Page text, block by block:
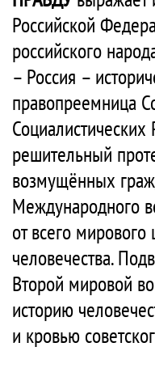
Российской
российского
– Россия –
правопреемница
решительный
возмущённых
Международного
от всего
человечества.
Второй мировой
историю
и кровью